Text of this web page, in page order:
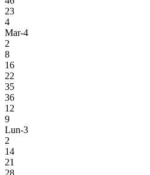
23
4
Mar-4
2
8
16
22
35
36
12
9
Lun-3
2
14
21
28